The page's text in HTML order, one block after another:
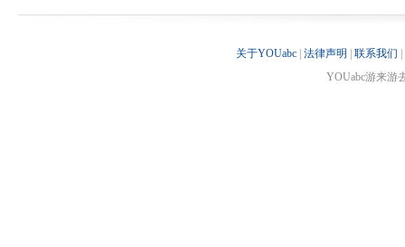
关于YOUabc| 法律声明 联系我们
YOUabc游来游